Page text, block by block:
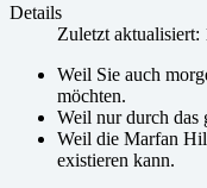
Details
Zuletzt aktualisiert:
Weil Sie auch
möchten.
Weil nur durch das
Weil die Marfan
existieren kann.